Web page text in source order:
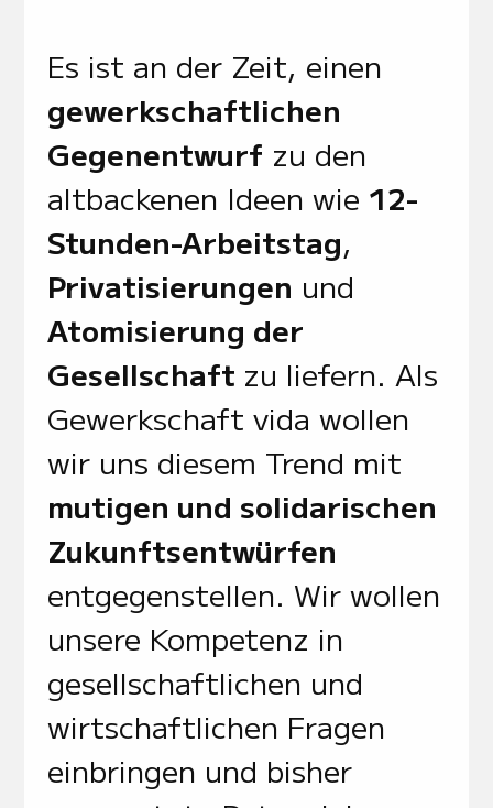
Es ist an der Zeit, einen
gewerkschaftlichen
Gegenentwurf zu den
altbackenen Ideen wie 12-
Stunden-Arbeitstag,
Privatisierungen und
Atomisierung der
Gesellschaft zu liefern. Als
Gewerkschaft vida wollen
wir uns diesem Trend mit
mutigen und solidarischen
Zukunftsentwürfen
entgegenstellen. Wir wollen
unsere Kompetenz in
gesellschaftlichen und
wirtschaftlichen Fragen
einbringen und bisher